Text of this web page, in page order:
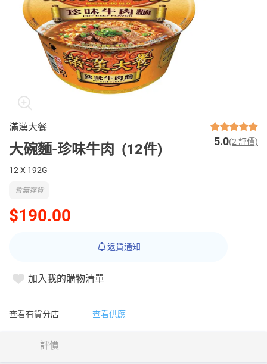
滿漢大餐
大碗麵-珍味牛肉 (12件) 5.0(2 評價)
12 X 192G
$190.00
暫無存貨
返貨通知
加入我的購物清單
查看有貨分店 查看供應
評價